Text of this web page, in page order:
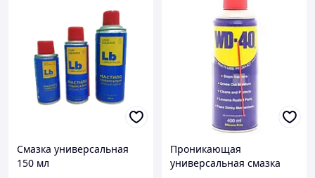
Смазка универсальная
150 мл
Проникающая
универсальная смазка